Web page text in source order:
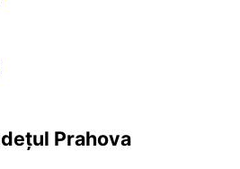
Prahova